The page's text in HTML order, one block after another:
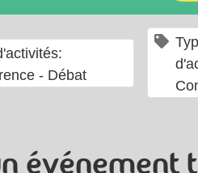
- Débat
événement